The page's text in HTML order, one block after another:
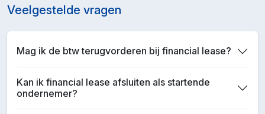
Veelgestelde vragen
Mag ik de btw terugvorderen bij financial lease?
Kan ik financial lease afsluiten als startende
ondernemer?